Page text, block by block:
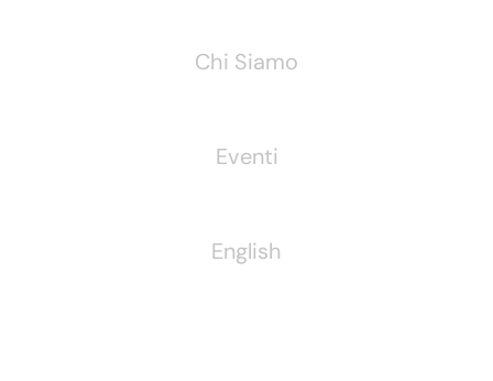
Chi Siamo
Eventi
English